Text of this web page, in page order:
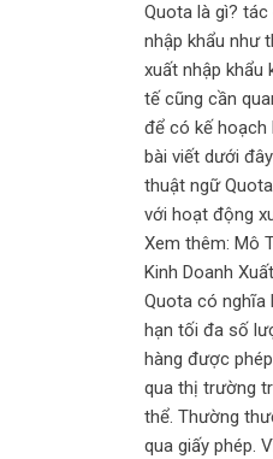
Quota là gì?
nhập khẩu như
xuất nhập khẩu
tế cũng cần
để có kế hoạch
bài viết dưới
thuật ngữ
với hoạt động
Xem thêm: Mô
Kinh Doanh
Quota có nghĩa
hạn tối đa số
hàng được
qua thị trường
thể. Thường
qua giấy phép.